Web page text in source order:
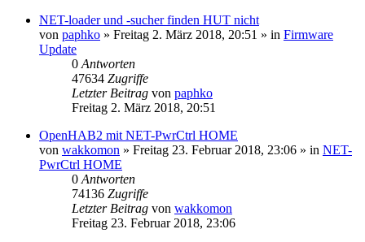
NET-loader und -sucher finden HUT nicht
von paphko » Freitag 2. März 2018, 20:51 » in Firmware
Update
0 Antworten
47634 Zugriffe
Letzter Beitrag von paphko
Freitag 2. März 2018, 20:51
OpenHAB2 mit NET-PwrCtrl HOME
von wakkomon » Freitag 23. Februar 2018, 23:06 » in NET-
PwrCtrl HOME
0 Antworten
74136 Zugriffe
Letzter Beitrag von wakkomon
Freitag 23. Februar 2018, 23:06